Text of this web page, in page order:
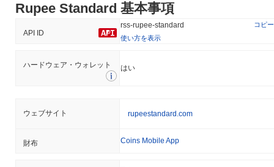
Rupee Standard 基本事項
API ID
rss-rupee-standard
コピー
使い方を表示
ハードウェア・ウォレット はい
ウェブサイト rupeestandard.com
財布 Coins Mobile App